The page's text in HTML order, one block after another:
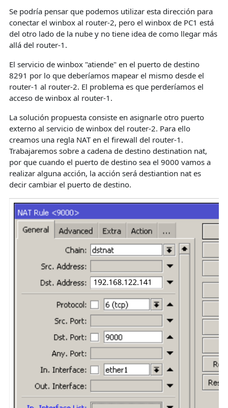
Se podría pensar que podemos utilizar esta dirección para
conectar el winbox al router-2, pero el winbox de PC1 está
del otro lado de la nube y no tiene idea de como llegar más
allá del router-1.
El servicio de winbox "atiende" en el puerto de destino
8291 por lo que deberíamos mapear el mismo desde el
router-1 al router-2. El problema es que perderíamos el
acceso de winbox al router-1.
La solución propuesta consiste en asignarle otro puerto
externo al servicio de winbox del router-2. Para ello
creamos una regla NAT en el firewall del router-1.
Trabajaremos sobre a cadena de destino destination nat,
por que cuando el puerto de destino sea el 9000 vamos a
realizar alguna acción, la acción será destiantion nat es
decir cambiar el puerto de destino.